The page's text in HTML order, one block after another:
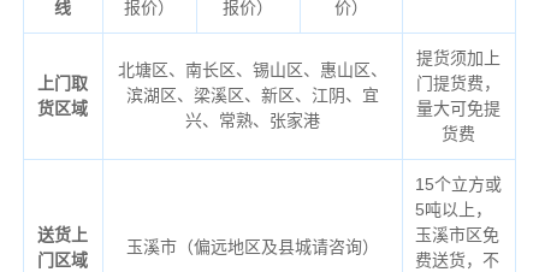
线
报价）
报价）
价）
上门取
货区域
北塘区、南长区、锡山区、惠山区、
滨湖区、梁溪区、新区、江阴、宜
兴、常熟、张家港
提货须加上
门提货费，
量大可免提
货费
送货上
门区域
玉溪市（偏远地区及县城请咨询）
15个立方或
5吨以上，
玉溪市区免
费送货，不